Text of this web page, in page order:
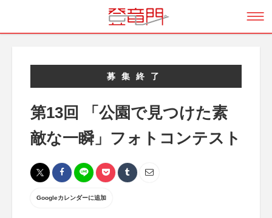
募集終了
第13回 「公園で見つけた素
敵な一瞬」フォトコンテスト
Googleカレンダーに追加